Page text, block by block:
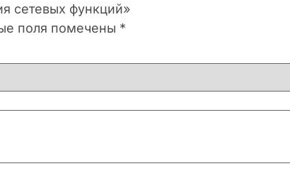
сетевых функций»
поля помечены *